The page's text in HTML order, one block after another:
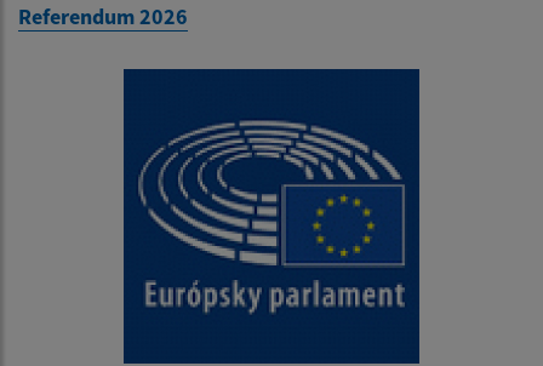
Referendum 2026